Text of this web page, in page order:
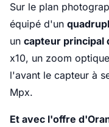
Sur le plan
équipé d'un
un capteur principal
x10, un zoom
l'avant le capteur à
Mpx.
Et avec l'offre